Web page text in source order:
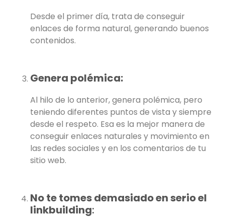
Desde el primer día, trata de conseguir
enlaces de forma natural, generando buenos
contenidos.
Genera polémica:
Al hilo de lo anterior, genera polémica, pero
teniendo diferentes puntos de vista y siempre
desde el respeto. Esa es la mejor manera de
conseguir enlaces naturales y movimiento en
las redes sociales y en los comentarios de tu
sitio web.
No te tomes demasiado en serio el
linkbuilding: